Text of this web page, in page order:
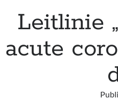
Leitlinie
acute